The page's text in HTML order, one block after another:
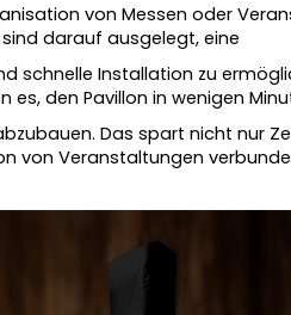
von Messen oder
darauf ausgelegt, eine
schnelle Installation zu
es, den Pavillon in wenigen
Das spart nicht nur
von Veranstaltungen